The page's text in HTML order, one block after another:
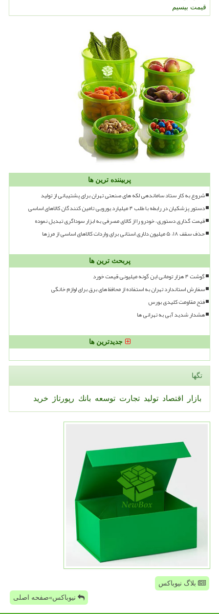
قیمت بیسیم
پربیننده ترین ها
شروع به کار ستاد ساماندهی لکه های صنعتی تهران برای پشتیبانی از تولید
دستور پزشکیان در رابطه با طلب ۴ میلیارد یورویی تامین کنندگان کالاهای اساسی
قیمت گذاری دستوری، خودرو را از کالای مصرفی به ابزار سوداگری تبدیل نموده
حذف سقف ۱۸، ۵ میلیون دلاری استانی برای واردات کالاهای اساسی از مرزها
پربحث ترین ها
گوشت ۴ هزار تومانی این گونه میلیونی قیمت خورد
سفارش استاندارد تهران به استفاده از محافظ های برق برای لوازم خانگی
فتح مقاومت کلیدی بورس
هشدار شدید آبی به تهرانی ها
جدیدترین ها
تگها
بازار اقتصاد تولید تجارت توسعه بانك رپورتاژ خرید
بلاگ نیوباکس
نیوباکس»صفحه اصلی